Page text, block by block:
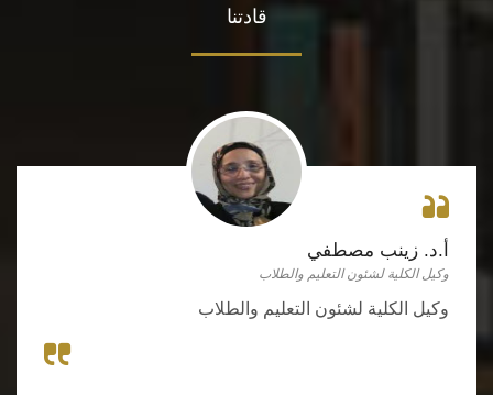
قادتنا
أ.د. زينب مصطفي
وكيل الكلية لشئون التعليم والطلاب
وكيل الكلية لشئون التعليم والطلاب